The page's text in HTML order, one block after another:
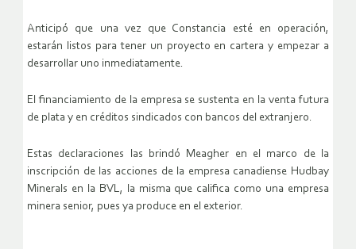
Anticipó que una vez que Constancia esté en operación,
estarán listos para tener un proyecto en cartera y empezar a
desarrollar uno inmediatamente.
El financiamiento de la empresa se sustenta en la venta futura
de plata y en créditos sindicados con bancos del extranjero.
Estas declaraciones las brindó Meagher en el marco de la
inscripción de las acciones de la empresa canadiense Hudbay
Minerals en la BVL, la misma que califica como una empresa
minera senior, pues ya produce en el exterior.